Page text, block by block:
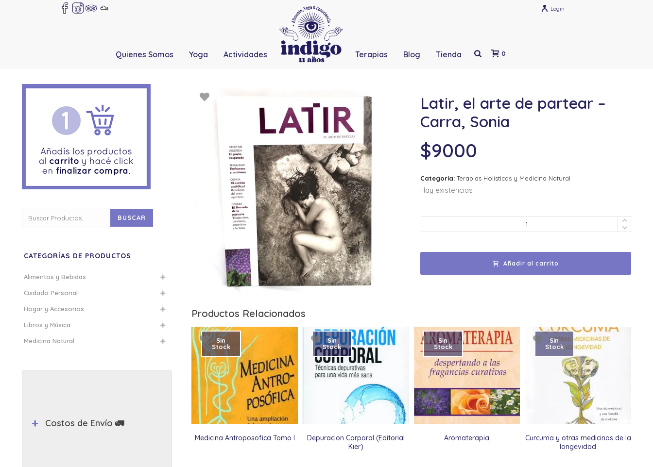
Login
Quienes Somos Yoga Actividades Terapias Blog Tienda 0
Latir, el arte de partear –
Carra, Sonia
$9000
Categoría: Terapias Holísticas y Medicina Natural
Hay existencias
Añadir al carrito
Productos Relacionados
Medicina Antroposofica Tomo I
Sin
Stock
Depuracion Corporal (Editorial
Kier)
Sin
Stock
Aromaterapia
Sin
Stock
Curcuma y otras medicinas de la
longevidad
Sin
Stock
por:
BUSCAR
CATEGORÍAS DE PRODUCTOS
Alimentos y Bebidas
Cuidado Personal
Hogar y Accesorios
Libros y Música
Medicina Natural
Costos de Envío 🚛